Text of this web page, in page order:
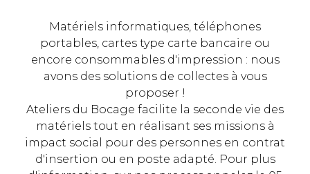
Matériels informatiques, téléphones
portables, cartes type carte bancaire ou
encore consommables d'impression : nous
avons des solutions de collectes à vous
proposer !
Ateliers du Bocage facilite la seconde vie des
matériels tout en réalisant ses missions à
impact social pour des personnes en contrat
d'insertion ou en poste adapté. Pour plus